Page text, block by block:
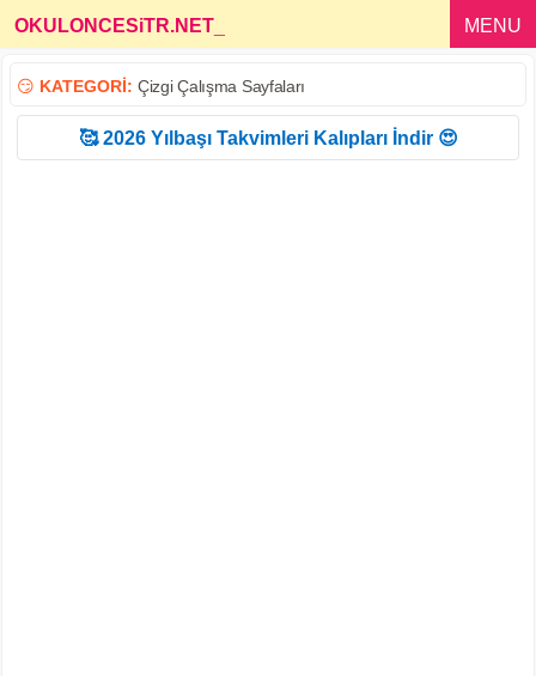
OKULONCESiTR.NET MENU
😏 KATEGORİ: Çizgi Çalışma Sayfaları
🥰 2026 Yılbaşı Takvimleri Kalıpları İndir 😍